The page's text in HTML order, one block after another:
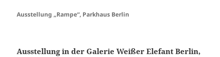
Ausstellung „Rampe“, Parkhaus Berlin
Ausstellung in der Galerie Weißer Elefant Berlin,